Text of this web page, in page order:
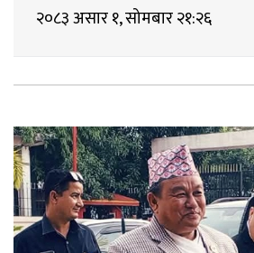
२०८३ असार १, सोमबार २१:२६